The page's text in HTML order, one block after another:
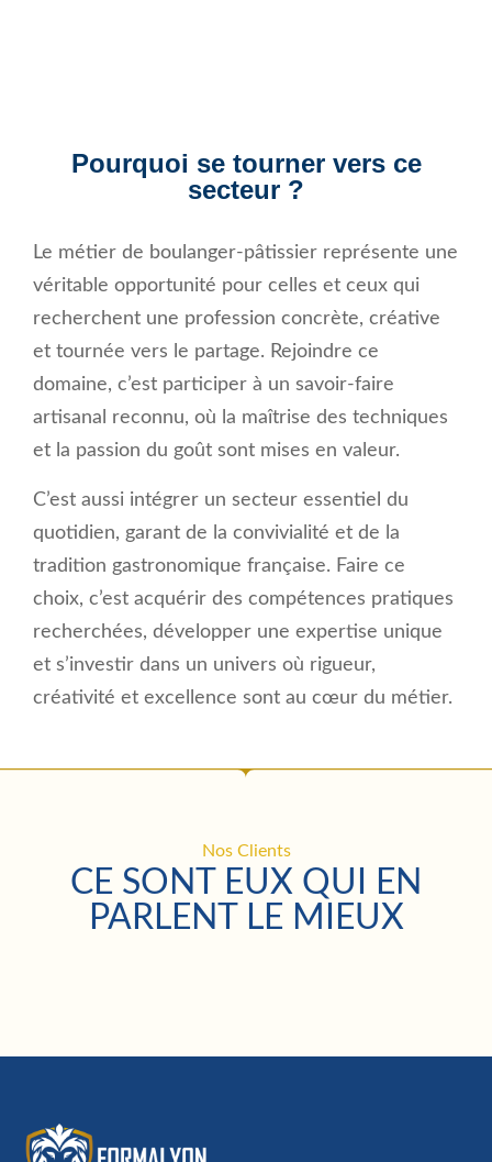
Pourquoi se tourner vers ce
secteur ?
Le métier de boulanger-pâtissier représente une
véritable opportunité pour celles et ceux qui
recherchent une profession concrète, créative
et tournée vers le partage. Rejoindre ce
domaine, c’est participer à un savoir-faire
artisanal reconnu, où la maîtrise des techniques
et la passion du goût sont mises en valeur.
C’est aussi intégrer un secteur essentiel du
quotidien, garant de la convivialité et de la
tradition gastronomique française. Faire ce
choix, c’est acquérir des compétences pratiques
recherchées, développer une expertise unique
et s’investir dans un univers où rigueur,
créativité et excellence sont au cœur du métier.
Nos Clients
CE SONT EUX QUI EN
PARLENT LE MIEUX